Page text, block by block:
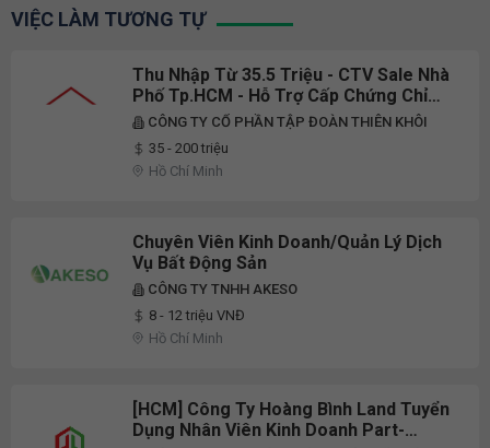
VIỆC LÀM TƯƠNG TỰ
Thu Nhập Từ 35.5 Triệu - CTV Sale Nhà
Phố Tp.HCM - Hỗ Trợ Cấp Chứng Chỉ
Hành Nghề
CÔNG TY CỔ PHẦN TẬP ĐOÀN THIÊN KHÔI
35 - 200 triệu
Hồ Chí Minh
Chuyên Viên Kinh Doanh/Quản Lý Dịch
Vụ Bất Động Sản
CÔNG TY TNHH AKESO
8 - 12 triệu VNĐ
Hồ Chí Minh
[HCM] Công Ty Hoàng Bình Land Tuyển
Dụng Nhân Viên Kinh Doanh Part-